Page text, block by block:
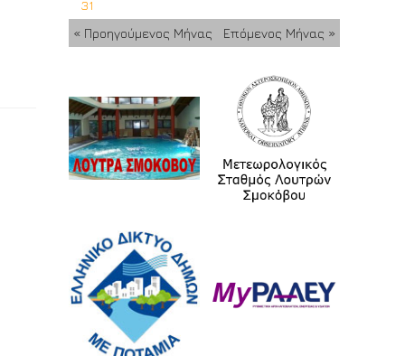
31
« Προηγούμενος Μήνας
Επόμενος Μήνας »